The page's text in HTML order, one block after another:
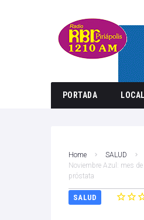
PORTADA
Home
SALUD
Noviembre Azul: mes
próstata
SALUD